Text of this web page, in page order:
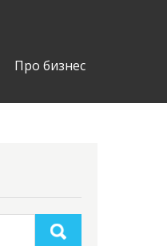
Про бизнес